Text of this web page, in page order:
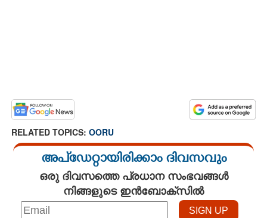
RELATED TOPICS: OORU
അപ്ഡേറ്റായിരിക്കാം ദിവസവും
ഒരു ദിവസത്തെ പ്രധാന സംഭവങ്ങൾ
നിങ്ങളുടെ ഇൻബോക്സിൽ